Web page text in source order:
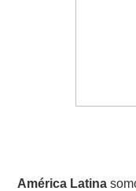
América Latina